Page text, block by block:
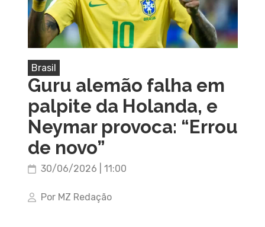
Brasil
Guru alemão falha em
palpite da Holanda, e
Neymar provoca: “Errou
de novo”
30/06/2026 | 11:00
Por MZ Redação